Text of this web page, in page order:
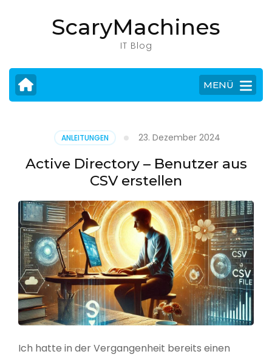
drücken)
ScaryMachines
IT Blog
MENÜ
ANLEITUNGEN 23. Dezember 2024
Active Directory – Benutzer aus
CSV erstellen
Ich hatte in der Vergangenheit bereits einen